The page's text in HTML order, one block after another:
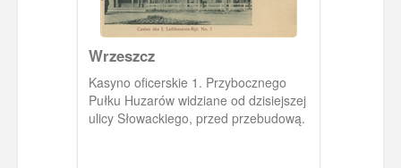
Kossakiem na uroczystość
wmaszerowania Huzarów do nowych
koszar. Miała ona miejsce (wraz z
defiladą przed cesarzem na Długim
Targu) 14 IX 1901 r. Pocztówka w
obiegu od 13 VII 1914 r.
Wrzeszcz
Kasyno oficerskie 1. Przybocznego
Pułku Huzarów widziane od dzisiejszej
ulicy Słowackiego, przed przebudową.